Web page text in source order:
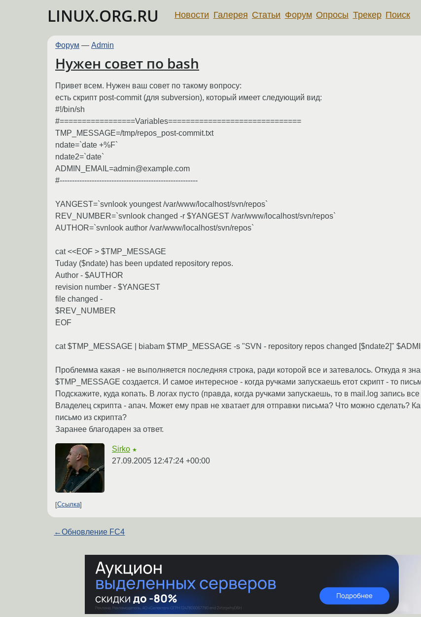
LINUX.ORG.RU Новости Галерея Статьи Форум Опросы Трекер Поиск
Форум — Admin
Нужен совет по bash
Привет всем. Нужен ваш совет по такому вопросу:
есть скрипт post-commit (для subversion), который имеет следующий вид:
#!/bin/sh
#=================Variables==============================
TMP_MESSAGE=/tmp/repos_post-commit.txt
ndate=`date +%F`
ndate2=`date`
ADMIN_EMAIL=admin@example.com
#--------------------------------------------------------
YANGEST=`svnlook youngest /var/www/localhost/svn/repos`
REV_NUMBER=`svnlook changed -r $YANGEST /var/www/localhost/svn/repos`
AUTHOR=`svnlook author /var/www/localhost/svn/repos`
cat <<EOF > $TMP_MESSAGE
Tuday ($ndate) has been updated repository repos.
Author - $AUTHOR
revision number - $YANGEST
file changed -
$REV_NUMBER
EOF
cat $TMP_MESSAGE | biabam $TMP_MESSAGE -s "SVN - repository repos changed [$ndate2]"
Проблемма какая - не выполняется последняя строка, ради которой все и затевалось. Откуда я
$TMP_MESSAGE создается. И самое интересное - когда ручками запускаешь етот скрипт - то
Подскажите, куда копать. В логах пусто (правда, когда ручками запускаешь, то в mail.log запись
Владелец скрипта - апач. Может ему прав не хватает для отправки письма? Что можно сделать?
письмо из скрипта?
Заранее благодарен за ответ.
Sirko ★
27.09.2005 12:47:24 +00:00
Ссылка
←Обновление FC4